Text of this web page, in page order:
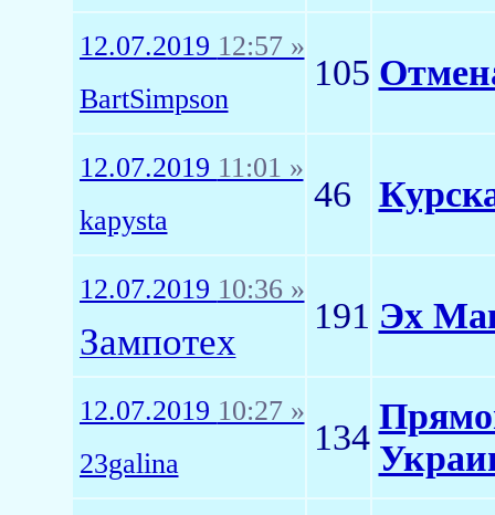
12.07.2019 12:57 »
BartSimpson
105
12.07.2019 11:01 »
kapysta
46
12.07.2019 10:36 »
Зампотех
191 Эх
12.07.2019 10:27 »
23galina
134